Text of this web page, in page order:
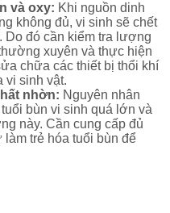
và oxy: Khi nguồn dinh
không đủ, vi sinh sẽ chết
đó cần kiểm tra lượng
xuyên và thực hiện
chữa các thiết bị thổi khí
vi sinh vật.
nhờn: Nguyên nhân
bùn vi sinh quá lớn và
này. Cần cung cấp đủ
trẻ hóa tuổi bùn để